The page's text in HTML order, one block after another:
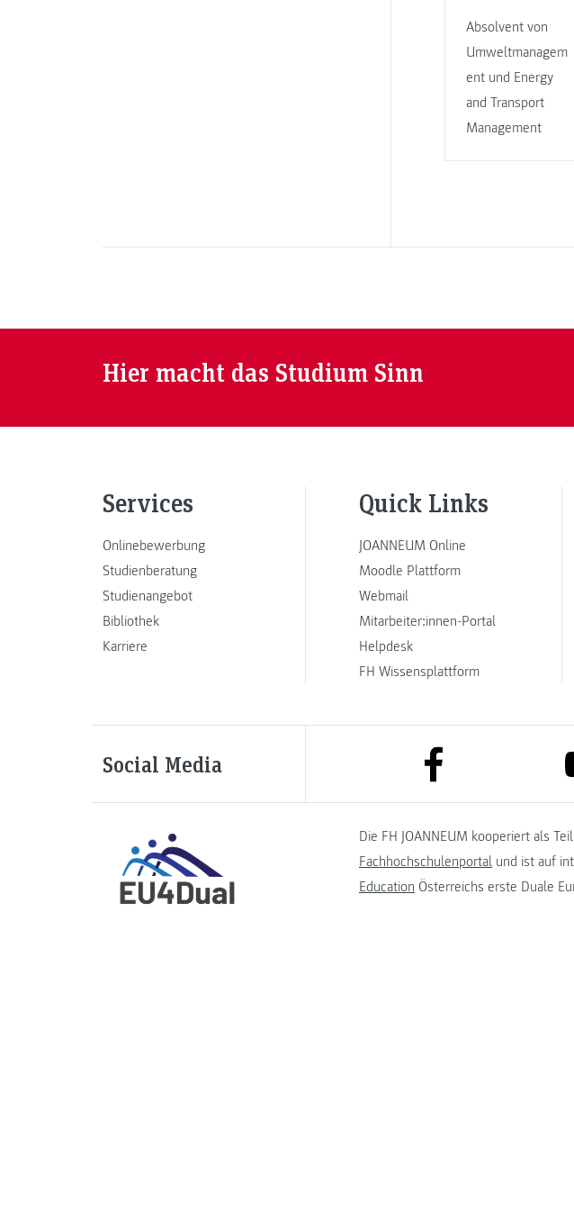
Absolvent von
Umweltmanagem
ent und Energy
and Transport
Management
Hier macht das Studium Sinn
Services
Onlinebewerbung
Studienberatung
Studienangebot
Bibliothek
Karriere
Quick Links
JOANNEUM Online
Moodle Plattform
Webmail
Mitarbeiter:innen-Portal
Helpdesk
FH Wissensplattform
Social Media link to facebook
Die FH JOANNEUM kooperiert als
Fachhochschulenportal und ist auf
Education Österreichs erste Duale